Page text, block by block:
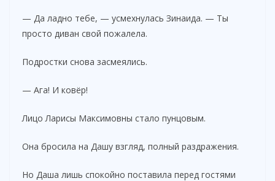
— Да ладно тебе, — усмехнулась Зинаида. — Ты
просто диван свой пожалела.
Подростки снова засмеялись.
— Ага! И ковёр!
Лицо Ларисы Максимовны стало пунцовым.
Она бросила на Дашу взгляд, полный раздражения.
Но Даша лишь спокойно поставила перед гостями